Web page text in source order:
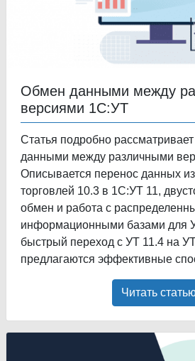
Обмен данными между
версиями 1С:УТ
Статья подробно
данными между различными
Описывается перенос данных
торговлей 10.3 в 1С:УТ 11,
обмен и работа с
информационными базами для
быстрый переход с УТ 11.4 на
предлагаются эффективные
Читать